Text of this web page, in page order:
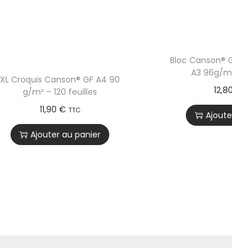
XL Croquis Canson® GF A4 90
g/m² – 120 feuilles
11,90 € TTC
Ajouter au panier
Bloc Canson®
A3 96g/
12,80